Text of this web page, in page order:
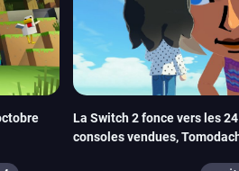
La Switch 2 fonce vers les
consoles vendues,